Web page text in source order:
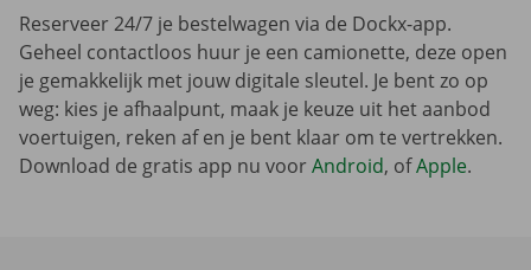
Reserveer 24/7 je bestelwagen via de Dockx-app.
Geheel contactloos huur je een camionette, deze open
je gemakkelijk met jouw digitale sleutel. Je bent zo op
weg: kies je afhaalpunt, maak je keuze uit het aanbod
voertuigen, reken af en je bent klaar om te vertrekken.
Download de gratis app nu voorAndroid, ofApple.